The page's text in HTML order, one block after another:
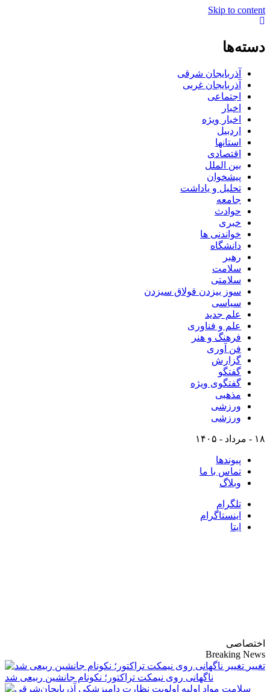
Skip to content
دسته‌ها
آذربایجان شرقی
آذربایجان غربی
اجتماعی
اخبار
اخبار ویژه
اردبیل
استانها
اقتصادی
بین الملل
پیشخوان
تحلیل و یاداشت
جامعه
حوادث
خبری
خواندنی ها
دانشگاه
رهبر
سلامت
سلامتی
سوز بیزدن قولاق سیزدن
سیاسی
علم جدید
علم و فناوری
فرهنگ و هنر
فن آوری
گزارش
گفتگو
گفتگوی ویژه
مذهبی
ورزشی
ورزشی
۱۸ - مرداد - ۱۴۰۵
پیوندها
تماس با ما
وبلاگ
تلگرام
اینستاگرام
ایتا
اختصاصی
Breaking News
تغییر
ناگهانی روی نیمکت تراکتور؛ نکونام جانشین ربیعی شد